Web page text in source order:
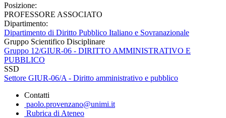
Posizione:
PROFESSORE ASSOCIATO
Dipartimento:
Dipartimento di Diritto Pubblico Italiano e Sovranazionale
Gruppo Scientifico Disciplinare
Gruppo 12/GIUR-06 - DIRITTO AMMINISTRATIVO E
PUBBLICO
SSD
Settore GIUR-06/A - Diritto amministrativo e pubblico
Contatti
paolo.provenzano@unimi.it
Rubrica di Ateneo